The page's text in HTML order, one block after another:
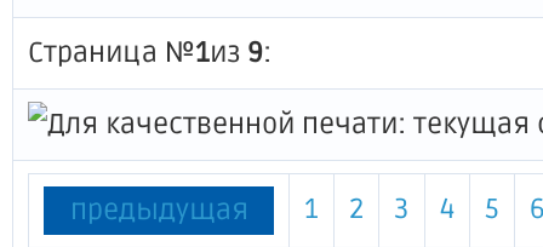
Страница №1из 9:
предыдущая 1 2 3 4 5